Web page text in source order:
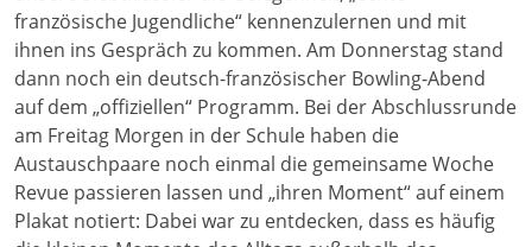
französische Jugendliche“ kennenzulernen und mit
ihnen ins Gespräch zu kommen. Am Donnerstag stand
dann noch ein deutsch-französischer Bowling-Abend
auf dem „offiziellen“ Programm. Bei der Abschlussrunde
am Freitag Morgen in der Schule haben die
Austauschpaare noch einmal die gemeinsame Woche
Revue passieren lassen und „ihren Moment“ auf einem
Plakat notiert: Dabei war zu entdecken, dass es häufig